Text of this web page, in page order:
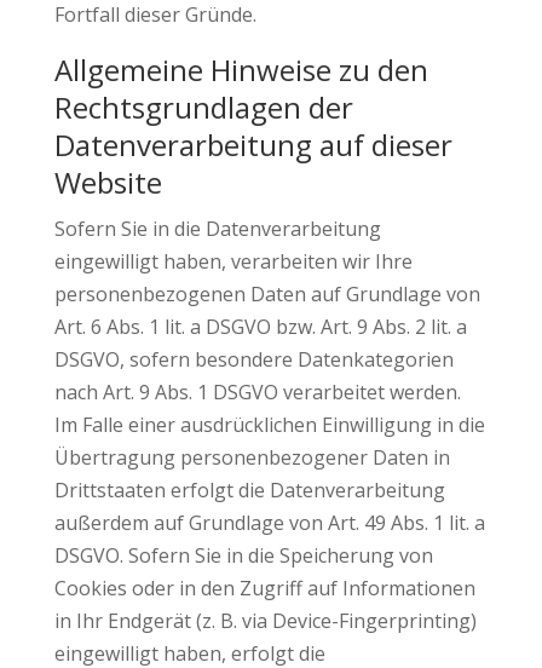
Fortfall dieser Gründe.
Allgemeine Hinweise zu den
Rechtsgrundlagen der
Datenverarbeitung auf dieser
Website
Sofern Sie in die Datenverarbeitung
eingewilligt haben, verarbeiten wir Ihre
personenbezogenen Daten auf Grundlage von
Art. 6 Abs. 1 lit. a DSGVO bzw. Art. 9 Abs. 2 lit. a
DSGVO, sofern besondere Datenkategorien
nach Art. 9 Abs. 1 DSGVO verarbeitet werden.
Im Falle einer ausdrücklichen Einwilligung in die
Übertragung personenbezogener Daten in
Drittstaaten erfolgt die Datenverarbeitung
außerdem auf Grundlage von Art. 49 Abs. 1 lit. a
DSGVO. Sofern Sie in die Speicherung von
Cookies oder in den Zugriff auf Informationen
in Ihr Endgerät (z. B. via Device-Fingerprinting)
eingewilligt haben, erfolgt die